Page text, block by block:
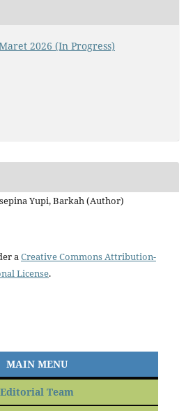
2026 (In Progress)
Yupi, Barkah (Author)
aCreative Commons Attribution-
License.
MAIN MENU
Editorial Team